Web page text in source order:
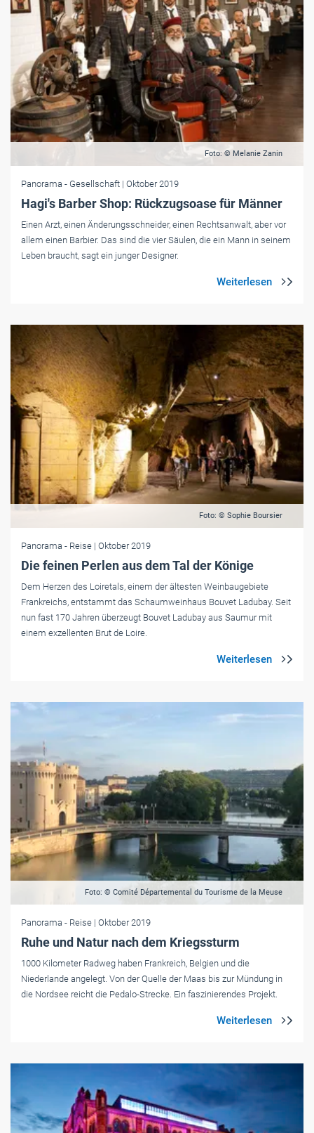
Foto: © Melanie Zanin
Panorama - Gesellschaft | Oktober 2019
Hagi's Barber Shop: Rückzugsoase für Männer
Einen Arzt, einen ­Änderungsschneider, einen Rechtsanwalt, aber vor
allem einen Barbier. Das sind die vier Säulen, die ein Mann in seinem
Leben braucht, sagt ein junger Designer.
Foto: © Sophie Boursier
Panorama - Reise | Oktober 2019
Die feinen Perlen aus dem Tal der Könige
Dem Herzen des Loiretals, einem der ältesten Weinbaugebiete
Frankreichs, entstammt das Schaumweinhaus Bouvet Ladubay. Seit
nun fast 170 Jahren überzeugt Bouvet Ladubay aus Saumur mit
einem exzellenten Brut de Loire.
Foto: © Comité Départemental du Tourisme de la Meuse
Panorama - Reise | Oktober 2019
Ruhe und Natur nach dem Kriegssturm
1000 Kilometer Radweg haben Frankreich, Belgien und die
Niederlande angelegt. Von der Quelle der Maas bis zur Mündung in
die Nordsee reicht die Pedalo-Strecke. Ein faszinierendes Projekt.